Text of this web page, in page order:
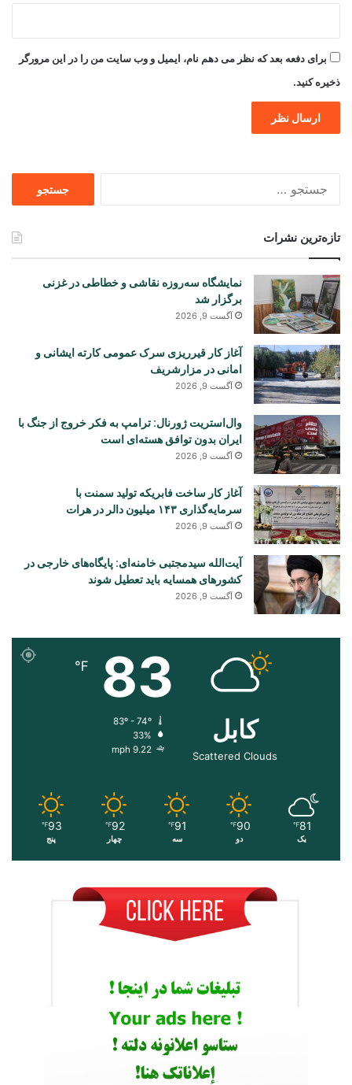
برای دفعه بعد که نظر می دهم نام، ایمیل و وب سایت من را در این مرورگر
ذخیره کنید.
تازه‌ترین نشرات
نمایشگاه سه‌روزه نقاشی و خطاطی در غزنی
برگزار شد
آگست 9, 2026
آغاز کار قیرریزی سرک عمومی کارته ایشانی و
امانی در مزارشریف
آگست 9, 2026
وال‌استریت ژورنال: ترامپ به فکر خروج از جنگ با
ایران بدون توافق هسته‌ای است
آگست 9, 2026
آغاز کار ساخت فابریکه تولید سمنت با
سرمایه‌گذاری ۱۴۳ میلیون دالر در هرات
آگست 9, 2026
آیت‌الله سیدمجتبی خامنه‌ای: پایگاه‌های خارجی در
کشورهای همسایه باید تعطیل شوند
آگست 9, 2026
کابل
Scattered Clouds
83
℉
33%
9.22 mph
81
℉
یک
90
℉
دو
91
℉
سه
92
℉
چهار
93
℉
پنج